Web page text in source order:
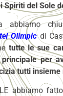
Spiriti del Sole
Olimpicdi
tutte le sue
principale per
tutti insieme
abbiamo